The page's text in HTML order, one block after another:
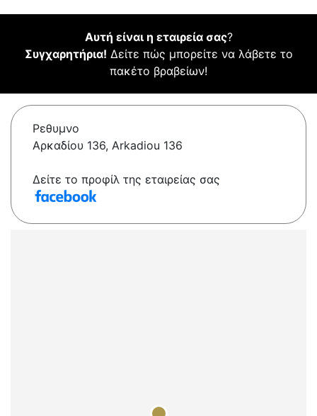
Αυτή είναι η εταιρεία σας?
Συγχαρητήρια! Δείτε πώς μπορείτε να λάβετε το
πακέτο βραβείων!
Ρεθυμνο
Αρκαδίου 136, Arkadiou 136
Δείτε το προφίλ της εταιρείας σας